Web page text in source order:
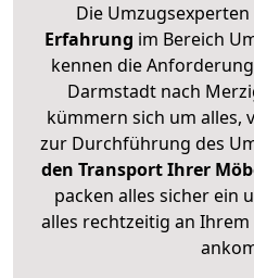
Die Umzugsexperten
Erfahrung im Bereich
kennen die
Darmstadt nach
kümmern sich um alles,
zur Durchführung des
den Transport Ihrer
packen alles sicher ein
alles rechtzeitig an